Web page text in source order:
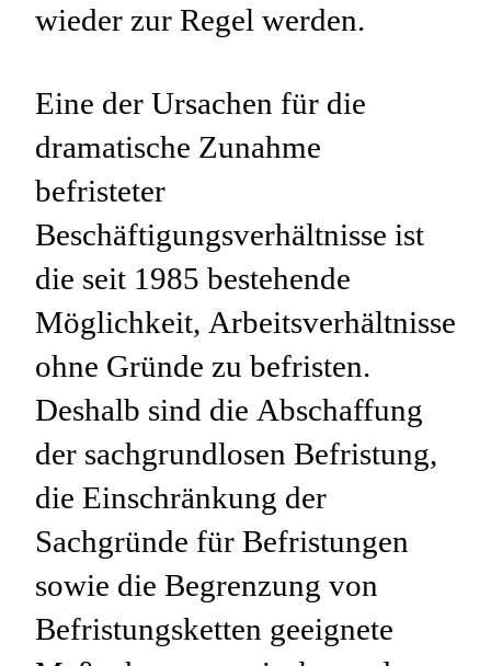
wieder zur Regel werden.
Eine der Ursachen für die
dramatische Zunahme
befristeter
Beschäftigungsverhältnisse ist
die seit 1985 bestehende
Möglichkeit, Arbeitsverhältnisse
ohne Gründe zu befristen.
Deshalb sind die Abschaffung
der sachgrundlosen Befristung,
die Einschränkung der
Sachgründe für Befristungen
sowie die Begrenzung von
Befristungsketten geeignete